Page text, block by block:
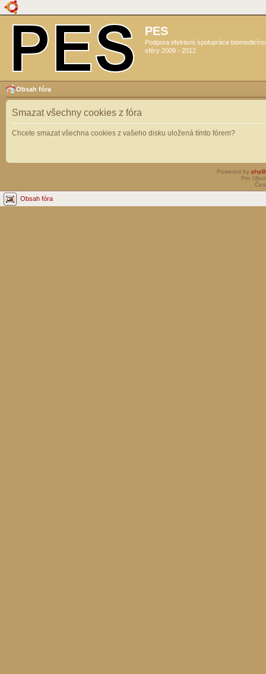
PES
Podpora efektivní spolupráce
sféry 2009 - 2012
Obsah fóra
Smazat všechny cookies z fóra
Chcete smazat všechna cookies z vašeho disku uložená tímto fórem?
Powered by
Pro
Obsah fóra